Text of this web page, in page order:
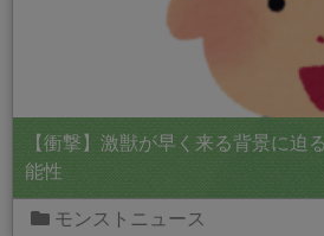
【衝撃】激獣が早く来る背景に迫
能性
モンストニュース